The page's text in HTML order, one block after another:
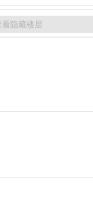
隐藏楼层